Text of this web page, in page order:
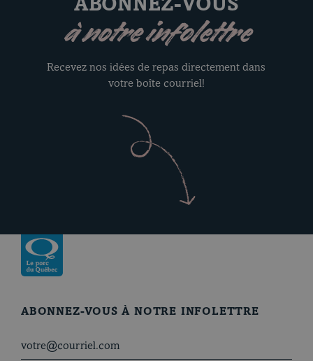
ABONNEZ-VOUS
à notre infolettre
Recevez nos idées de repas directement dans
votre boîte courriel!
Revenir à la page d’accueil
ABONNEZ-VOUS À NOTRE INFOLETTRE